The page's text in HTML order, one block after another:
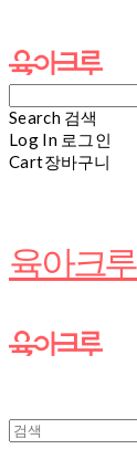
Search 검색
Log In 로그인
Cart장바구니
육아크